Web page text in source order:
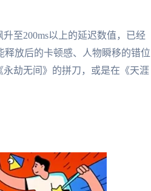
至200ms以上的延迟数值，已经
释放后的卡顿感、人物瞬移的错位
劫无间》的拼刀，或是在《天涯